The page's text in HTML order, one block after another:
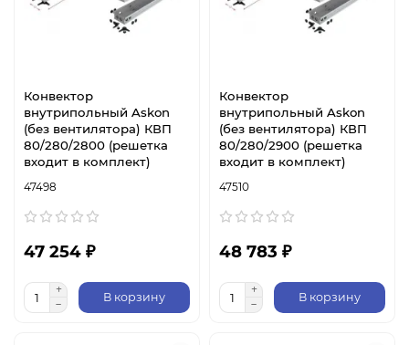
Конвектор
внутрипольный Askon
(без вентилятора) КВП
80/280/2800 (решетка
входит в комплект)
47498
47 254 ₽
В корзину
Конвектор
внутрипольный Askon
(без вентилятора) КВП
80/280/2900 (решетка
входит в комплект)
47510
48 783 ₽
В корзину